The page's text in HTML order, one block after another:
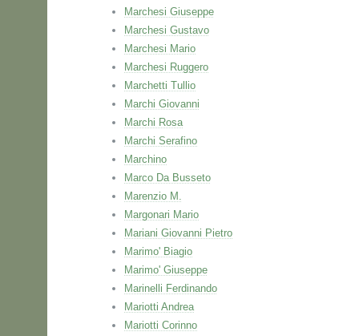
Marchesi Giuseppe
Marchesi Gustavo
Marchesi Mario
Marchesi Ruggero
Marchetti Tullio
Marchi Giovanni
Marchi Rosa
Marchi Serafino
Marchino
Marco Da Busseto
Marenzio M.
Margonari Mario
Mariani Giovanni Pietro
Marimo' Biagio
Marimo' Giuseppe
Marinelli Ferdinando
Mariotti Andrea
Mariotti Corinno